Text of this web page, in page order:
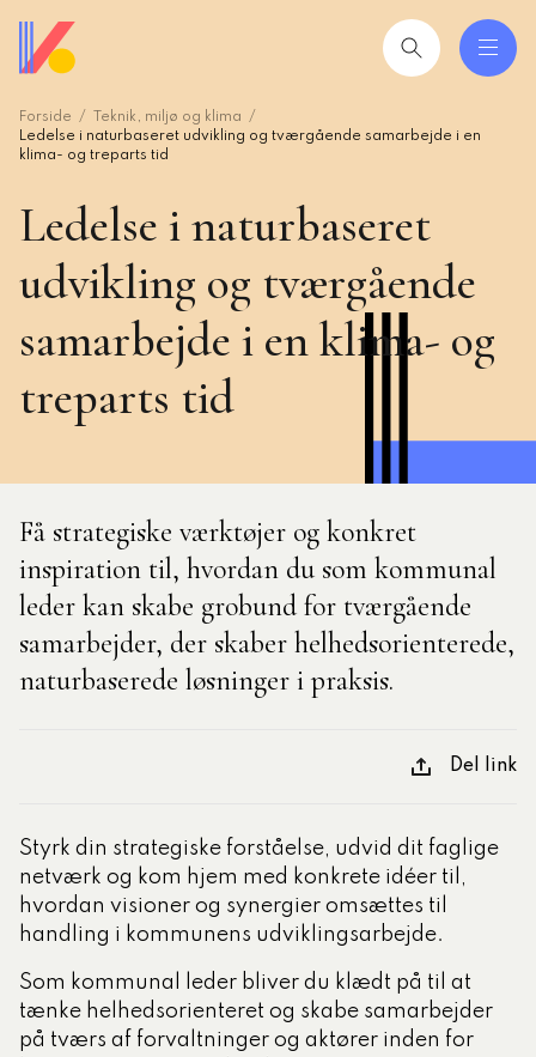
hovedindhold
Forside
Teknik, miljø og klima
Ledelse i naturbaseret udvikling og tværgående samarbejde i en
klima- og treparts tid
Ledelse i naturbaseret
udvikling og tværgående
samarbejde i en klima- og
treparts tid
Få strategiske værktøjer og konkret
inspiration til, hvordan du som kommunal
leder kan skabe grobund for tværgående
samarbejder, der skaber helhedsorienterede,
naturbaserede løsninger i praksis.
Del link
Styrk din strategiske forståelse, udvid dit faglige
netværk og kom hjem med konkrete idéer til,
hvordan visioner og synergier omsættes til
handling i kommunens udviklingsarbejde.
Som kommunal leder bliver du klædt på til at
tænke helhedsorienteret og skabe samarbejder
på tværs af forvaltninger og aktører inden for
uddannelser
artikler
Ledere der lykkes
Formidler- og